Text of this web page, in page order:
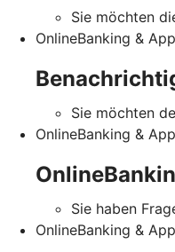
Sie möchten
OnlineBanking &
Sie möchten
OnlineBanking &
Sie haben
OnlineBanking &